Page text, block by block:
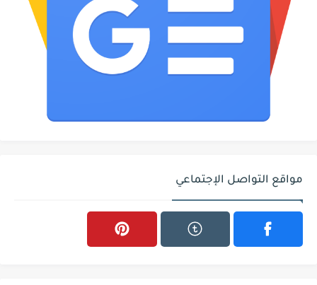
مواقع التواصل الإجتماعي